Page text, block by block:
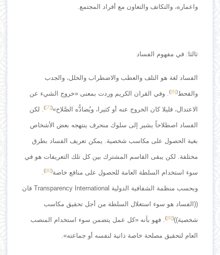
واعماره، والتكاتف والتعاون مع أفراد المجتمع.
ثالثا: في مفهوم الفساد
الفساد لغة هو التلف والعطب والاضطراب والخلل، والجدب
والقحط(
[6]
). وفي القران الكريم وردت بمعنى «خروج الشيء عن
الاعتدال، قليلا كان الخروج عنه أو كثيرا، ويُضادُّه الصَّلاح»(
[7]
). لكن
الفساد اصطلاحاً يشير إلى سلوك منحرف ينتهجه بعض الأشخاص
بغية الحصول على مكاسب شخصية. يمكن تعريف الفساد بطرق
مختلفة. لكن يبقى القاسم المشترك بين كل تلك التعريفات هو في
سوء استخدام السلطة العامة للحصول على منافع خاصة(
[8]
)
.
وبحسب منظمة الشفافية الدولية Transparency International فان
((الفساد هو سوء استغلال السلطة من أجل تحقيق مكاسب
شخصية))(
[9]
). فهو بأنه «كل عمل يتضمن سوء استخدام المنصب
العام لتحقيق مصلحة خاصة ذاتية لنفسه أو جماعته».